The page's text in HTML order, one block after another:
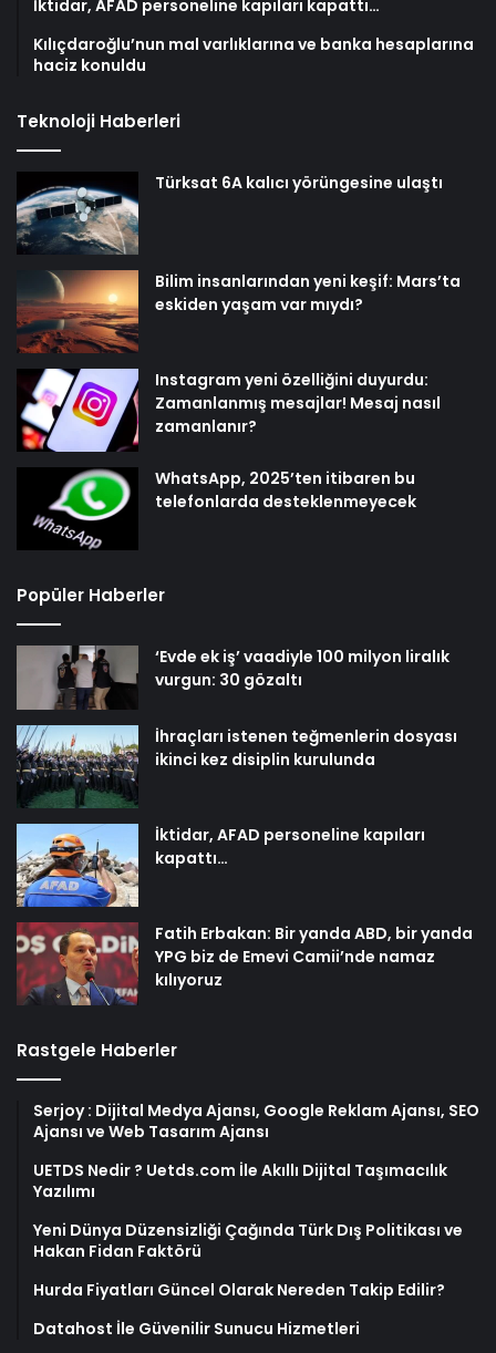
İktidar, AFAD personeline kapıları kapattı…
Kılıçdaroğlu’nun mal varlıklarına ve banka hesaplarına
haciz konuldu
Teknoloji Haberleri
Türksat 6A kalıcı yörüngesine ulaştı
Bilim insanlarından yeni keşif: Mars’ta
eskiden yaşam var mıydı?
Instagram yeni özelliğini duyurdu:
Zamanlanmış mesajlar! Mesaj nasıl
zamanlanır?
WhatsApp, 2025’ten itibaren bu
telefonlarda desteklenmeyecek
Popüler Haberler
‘Evde ek iş’ vaadiyle 100 milyon liralık
vurgun: 30 gözaltı
İhraçları istenen teğmenlerin dosyası
ikinci kez disiplin kurulunda
İktidar, AFAD personeline kapıları
kapattı…
Fatih Erbakan: Bir yanda ABD, bir yanda
YPG biz de Emevi Camii’nde namaz
kılıyoruz
Rastgele Haberler
Serjoy : Dijital Medya Ajansı, Google Reklam Ajansı, SEO
Ajansı ve Web Tasarım Ajansı
UETDS Nedir ? Uetds.com İle Akıllı Dijital Taşımacılık
Yazılımı
Yeni Dünya Düzensizliği Çağında Türk Dış Politikası ve
Hakan Fidan Faktörü
Hurda Fiyatları Güncel Olarak Nereden Takip Edilir?
Datahost İle Güvenilir Sunucu Hizmetleri